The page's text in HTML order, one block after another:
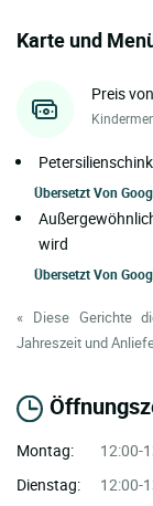
Karte und
Preis
Übersetzt Von
wird
Übersetzt Von
« Diese Gerichte
Jahreszeit und
Montag:
12:00-
Dienstag:
12:00-